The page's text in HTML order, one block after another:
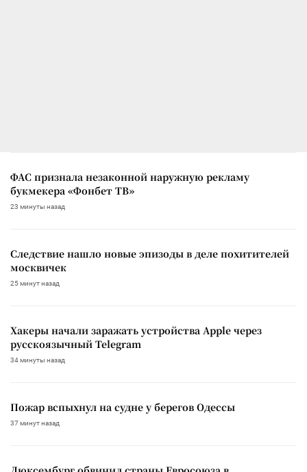
ФАС признала незаконной наружную рекламу
букмекера «Фонбет ТВ»
23 минуты назад
Следствие нашло новые эпизоды в деле похитителей
москвичек
25 минут назад
Хакеры начали заражать устройства Apple через
русскоязычный Telegram
34 минуты назад
Пожар вспыхнул на судне у берегов Одессы
37 минут назад